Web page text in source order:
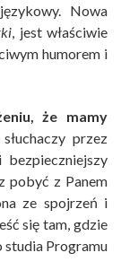
Nowa
, jest właściwie
humorem i
że mamy
przez
bezpieczniejszy
pobyć z Panem
ze spojrzeń i
się tam, gdzie
studia Programu